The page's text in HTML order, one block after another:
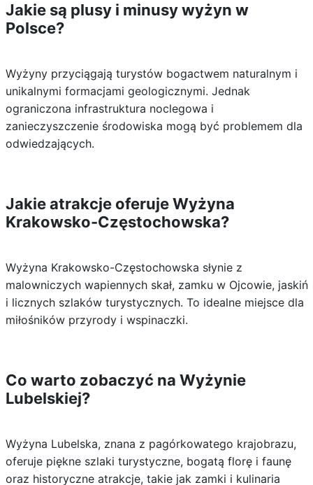
Jakie są plusy i minusy wyżyn w
Polsce?
Wyżyny przyciągają turystów bogactwem naturalnym i
unikalnymi formacjami geologicznymi. Jednak
ograniczona infrastruktura noclegowa i
zanieczyszczenie środowiska mogą być problemem dla
odwiedzających.
Jakie atrakcje oferuje Wyżyna
Krakowsko-Częstochowska?
Wyżyna Krakowsko-Częstochowska słynie z
malowniczych wapiennych skał, zamku w Ojcowie, jaskiń
i licznych szlaków turystycznych. To idealne miejsce dla
miłośników przyrody i wspinaczki.
Co warto zobaczyć na Wyżynie
Lubelskiej?
Wyżyna Lubelska, znana z pagórkowatego krajobrazu,
oferuje piękne szlaki turystyczne, bogatą florę i faunę
oraz historyczne atrakcje, takie jak zamki i kulinaria